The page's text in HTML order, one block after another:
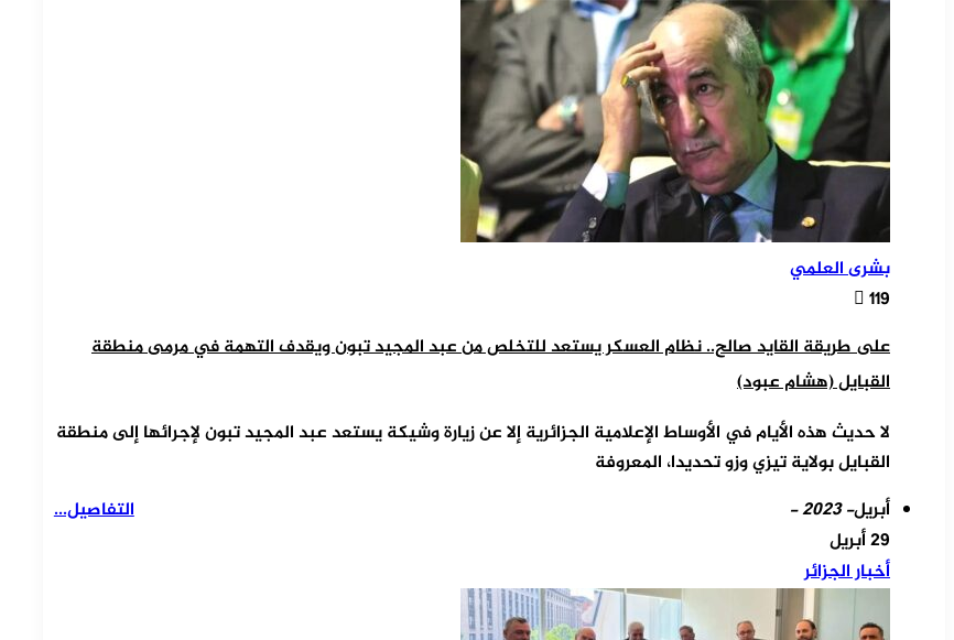
بشرى العلمي
119
على طريقة القايد صالح.. نظام العسكر يستعد للتخلص من عبد المجيد تبون ويقدف التهمة في مرمى منطقة
القبايل (هشام عبود)
لا حديث هذه الأيام في الأوساط الإعلامية الجزائرية إلا عن زيارة وشيكة يستعد عبد المجيد تبون لإجرائها إلى منطقة
القبايل بولاية تيزي وزو تحديدا، المعروفة
التفاصيل...
أبريل- 2023 -
29 أبريل
أخبار الجزائر